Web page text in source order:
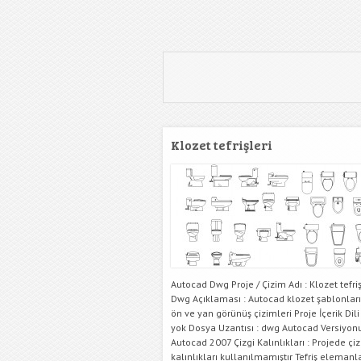
Klozet tefrişleri
Autocad Dwg Proje / Çizim Adı : Klozet
Dwg Açıklaması : Autocad klozet
ön ve yan görünüş çizimleri Proje İçerik Dili
yok Dosya Uzantısı : dwg Autocad
Autocad 2007 Çizgi Kalınlıkları : Projede
kalınlıkları kullanılmamıştır Tefriş